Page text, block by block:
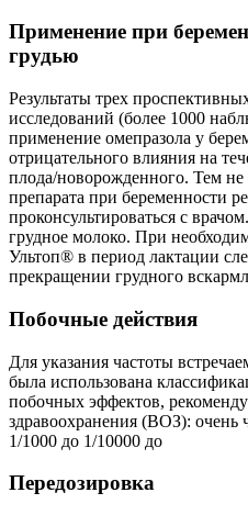
Применение при
грудью
Результаты трех
исследований (более 1000
применение омепразола у
отрицательного влияния на
плода/новорожденного. Тем
препарата при беременности
проконсультироваться с
грудное молоко. При
Ультоп® в период лактации
прекращении грудного
Побочные действия
Для указания частоты
была использована
побочных эффектов,
здравоохранения (ВОЗ): очень
1/1000 до 1/10000 до
Передозировка